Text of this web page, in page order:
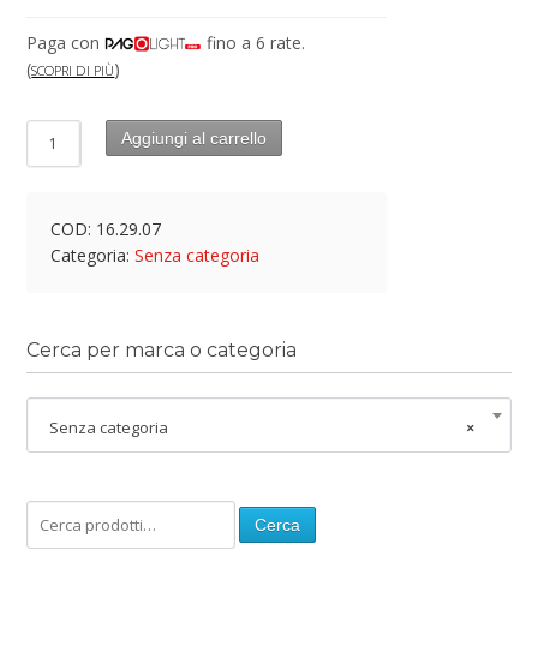
Paga con
fino a 6 rate.
(SCOPRI DI PIÙ)
Aggiungi al carrello
COD: 16.29.07
Categoria:Senza categoria
Cerca per marca o categoria
×
Senza categoria
Cerca